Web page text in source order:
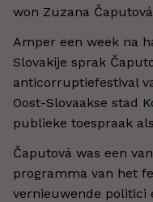
won Zuzana
Amper een week na
Slovakije sprak
anticorruptiefestival
Oost-Slovaakse stad
publieke toespraak
Čaputová was een
programma van het
vernieuwende politici